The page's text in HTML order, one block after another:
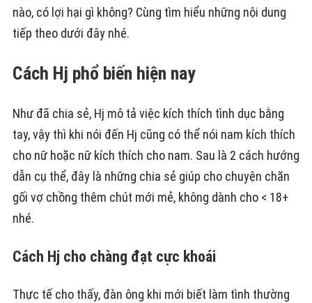
nào, có lợi hại gì không? Cùng tìm hiểu những nội dung
tiếp theo dưới đây nhé.
Cách Hj phổ biến hiện nay
Như đã chia sẻ, Hj mô tả việc kích thích tình dục bằng
tay, vậy thì khi nói đến Hj cũng có thể nói nam kích thích
cho nữ hoặc nữ kích thích cho nam. Sau là 2 cách hướng
dẫn cụ thể, đây là những chia sẻ giúp cho chuyện chăn
gối vợ chồng thêm chút mới mẻ, không dành cho < 18+
nhé.
Cách Hj cho chàng đạt cực khoái
Thực tế cho thấy, đàn ông khi mới biết làm tình thường